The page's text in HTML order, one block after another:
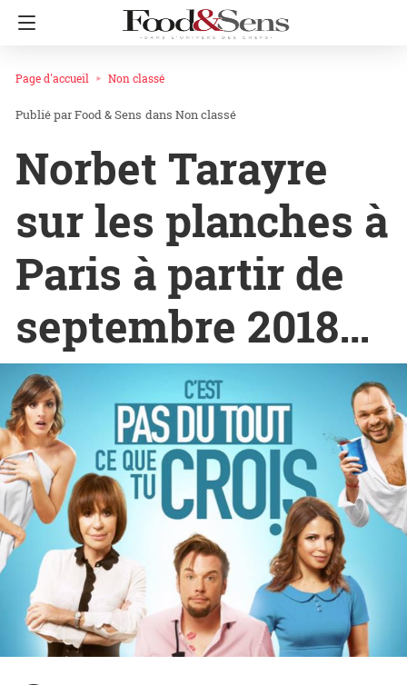
Page d'accueil Non classé
Food & Sens dans Non classé
Norbet Tarayre
sur les planches à
Paris à partir de
septembre 2018…